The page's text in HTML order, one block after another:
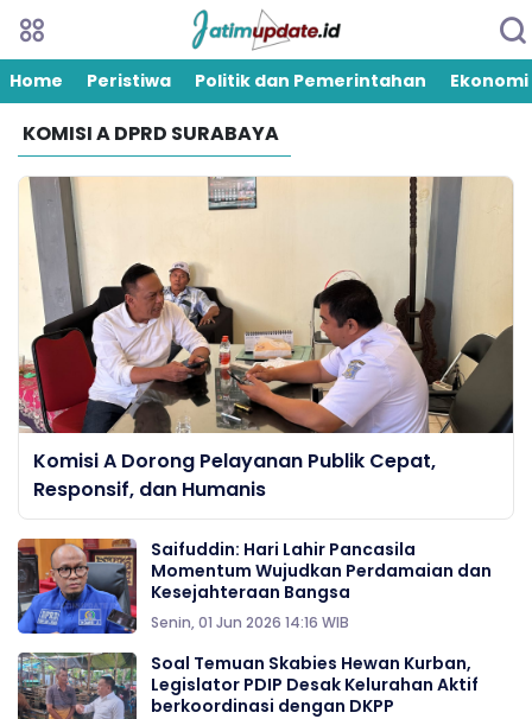
Home Peristiwa Politik dan Pemerintahan Ekonomi
KOMISI A DPRD SURABAYA
Komisi A Dorong Pelayanan Publik Cepat,
Responsif, dan Humanis
Saifuddin: Hari Lahir Pancasila
Momentum Wujudkan Perdamaian dan
Kesejahteraan Bangsa
Senin, 01 Jun 2026 14:16 WIB
Soal Temuan Skabies Hewan Kurban,
Legislator PDIP Desak Kelurahan Aktif
berkoordinasi dengan DKPP